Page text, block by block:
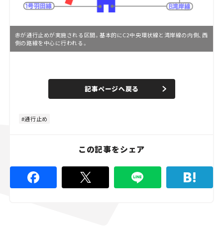
赤が通行止めが実施される区間。基本的にC2中央環状線と湾岸線の内側、西
側の路線を中心に行われる。
n
e
d
%
記事ページへ戻る
通行止め
この記事をシェア